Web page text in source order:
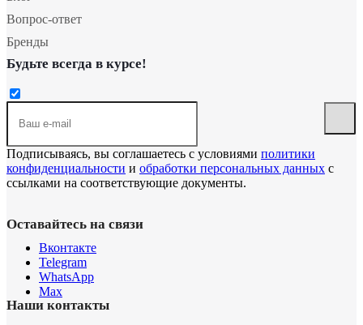
Вопрос-ответ
Бренды
Будьте всегда в курсе!
Подписываясь, вы соглашаетесь с условиями политики
конфиденциальности и обработки персональных данных с
ссылками на соответствующие документы.
Оставайтесь на связи
Вконтакте
Telegram
WhatsApp
Max
Наши контакты